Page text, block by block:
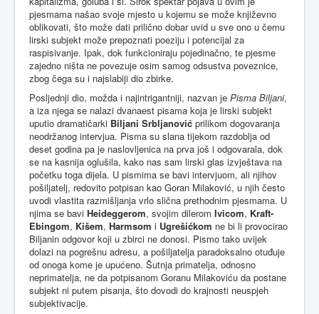
pjesmama našao svoje mjesto u kojemu se može književno
oblikovati, što može dati prilično dobar uvid u sve ono u čemu
lirski subjekt može prepoznati poeziju i potencijal za
raspisivanje. Ipak, dok funkcioniraju pojedinačno, te pjesme
zajedno ništa ne povezuje osim samog odsustva poveznice,
zbog čega su i najslabiji dio zbirke.
Posljednji dio, možda i najintrigantniji, nazvan je Pisma Biljani,
a iza njega se nalazi dvanaest pisama koja je lirski subjekt
uputio dramatičarki Biljani Srbljanović prilikom dogovaranja
neodržanog intervjua. Pisma su slana tijekom razdoblja od
deset godina pa je naslovljenica na prva još i odgovarala, dok
se na kasnija oglušila, kako nas sam lirski glas izvještava na
početku toga dijela. U pismima se bavi intervjuom, ali njihov
pošiljatelj, redovito potpisan kao Goran Milaković, u njih često
uvodi vlastita razmišljanja vrlo slična prethodnim pjesmama. U
njima se bavi Heideggerom, svojim dilerom Ivicom, Kraft-
Ebingom, Kišem, Harmsom i Ugrešićkom ne bi li provocirao
Biljanin odgovor koji u zbirci ne donosi. Pismo tako uvijek
dolazi na pogrešnu adresu, a pošiljatelja paradoksalno otuđuje
od onoga kome je upućeno. Šutnja primatelja, odnosno
neprimatelja, ne da potpisanom Goranu Milakoviću da postane
subjekt ni putem pisanja, što dovodi do krajnosti neuspjeh
subjektivacije.